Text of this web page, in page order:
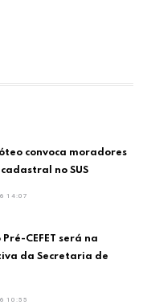
convoca moradores
no SUS
14:07
CEFET será na
da Secretaria de
10:55